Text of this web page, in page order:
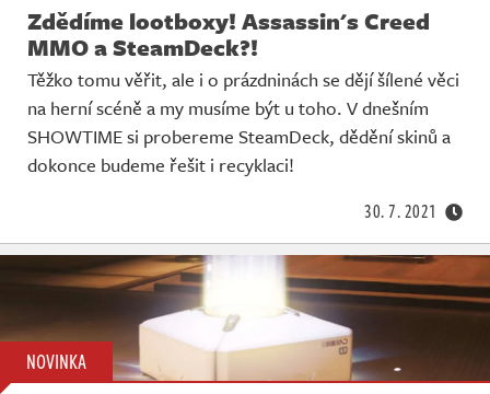
Zdědíme lootboxy! Assassin's Creed
MMO a SteamDeck?!
Těžko tomu věřit, ale i o prázdninách se dějí šílené věci
na herní scéně a my musíme být u toho. V dnešním
SHOWTIME si probereme SteamDeck, dědění skinů a
dokonce budeme řešit i recyklaci!
30. 7. 2021
NOVINKA